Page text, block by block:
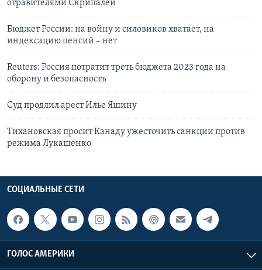
отравителями Скрипалей
Бюджет России: на войну и силовиков хватает, на
индексацию пенсий – нет
Reuters: Россия потратит треть бюджета 2023 года на
оборону и безопасность
Суд продлил арест Илье Яшину
Тихановская просит Канаду ужесточить санкции против
режима Лукашенко
СОЦИАЛЬНЫЕ СЕТИ
ГОЛОС АМЕРИКИ